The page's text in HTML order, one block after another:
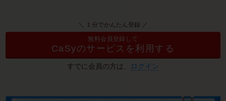
＼ １分でかんたん登録 ／
無料会員登録して
CaSyのサービスを利用する
すでに会員の方は、 ログイン